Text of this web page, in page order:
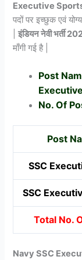
Executive
पदों पर इच्छुक एवं
|इंडियन नेवी भर्ती
माँगी गई है |
Post
No. Of
Post
SSC
SSC
Total No.
Navy SSC